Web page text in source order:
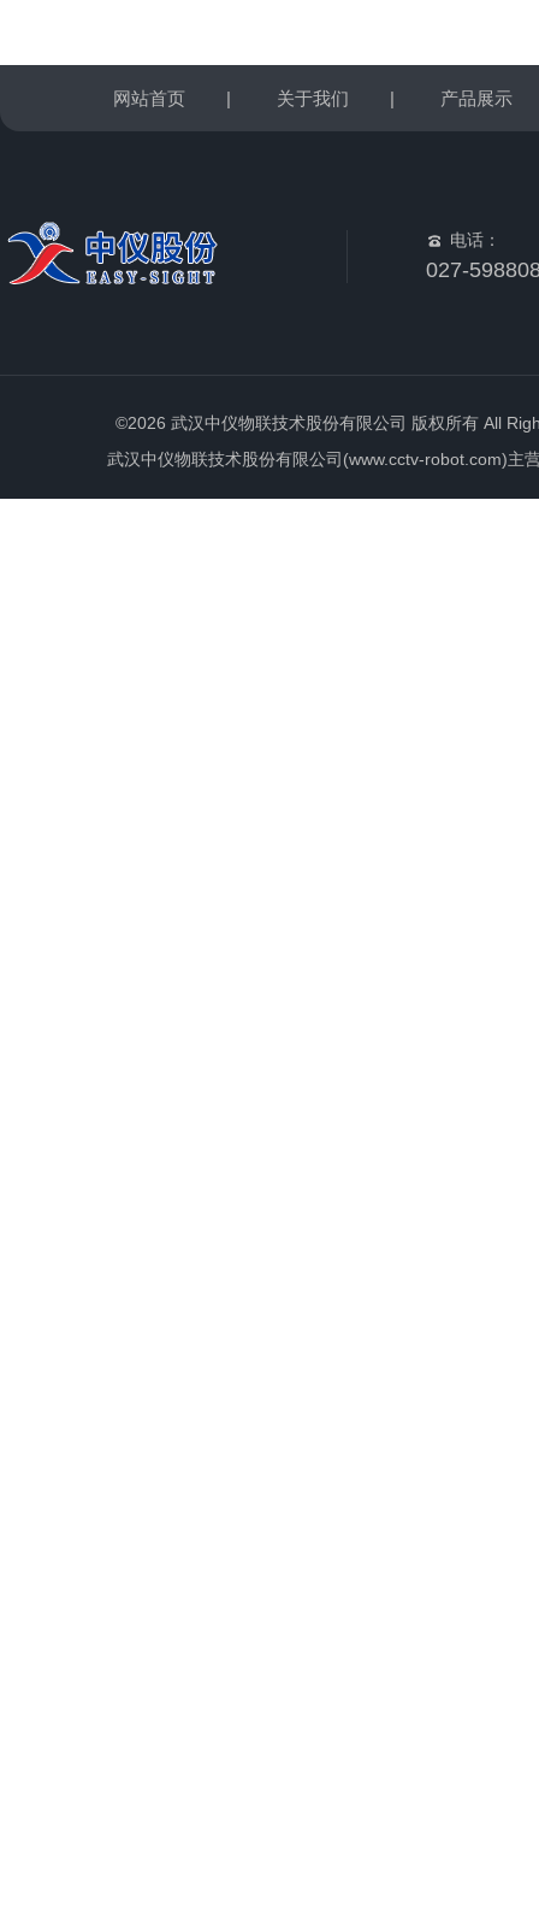
网站首页 | 关于我们 | 产品展示
电话：
027-
©2026 武汉中仪物联技术股份有限公司 版权所有 All
武汉中仪物联技术股份有限公司(www.cctv-robot.com)主